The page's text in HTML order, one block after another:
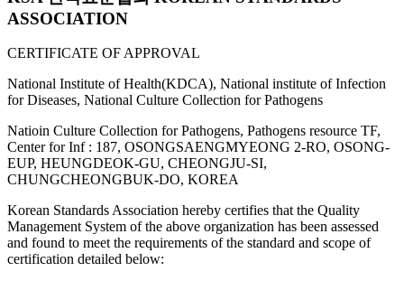
ASSOCIATION
CERTIFICATE OF APPROVAL
National Institute of Health(KDCA), National institute of Infection
for Diseases, National Culture Collection for Pathogens
Natioin Culture Collection for Pathogens, Pathogens resource TF,
Center for Inf : 187, OSONGSAENGMYEONG 2-RO, OSONG-
EUP, HEUNGDEOK-GU, CHEONGJU-SI,
CHUNGCHEONGBUK-DO, KOREA
Korean Standards Association hereby certifies that the Quality
Management System of the above organization has been assessed
and found to meet the requirements of the standard and scope of
certification detailed below: